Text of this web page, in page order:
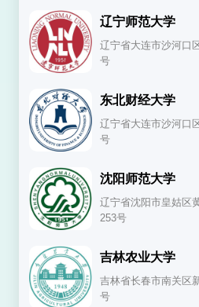
辽宁师范大学
辽宁省大连市沙河口
号
东北财经大学
辽宁省大连市沙河口
号
沈阳师范大学
辽宁省沈阳市皇姑区
253号
吉林农业大学
吉林省长春市南关区
号